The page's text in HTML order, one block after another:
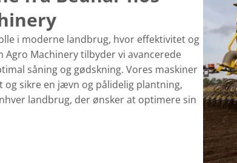
i moderne landbrug, hvor effektivitet og
Machinery tilbyder vi avancerede
såning og gødskning. Vores maskiner
sikre en jævn og pålidelig plantning,
landbrug, der ønsker at optimere sin